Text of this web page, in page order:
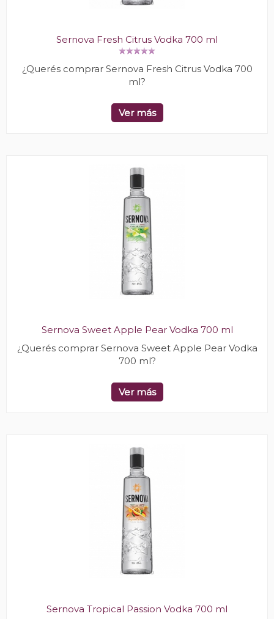
Sernova Fresh Citrus Vodka 700 ml
¿Querés comprar Sernova Fresh Citrus Vodka 700
ml?
Ver más
Sernova Sweet Apple Pear Vodka 700 ml
¿Querés comprar Sernova Sweet Apple Pear Vodka
700 ml?
Ver más
Sernova Tropical Passion Vodka 700 ml